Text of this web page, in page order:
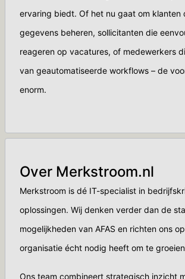
ervaring biedt. Of het nu gaat om klanten
gegevens beheren, sollicitanten die
reageren op vacatures, of medewerkers
van geautomatiseerde workflows – de
enorm.
Over Merkstroom.nl
Merkstroom is dé IT-specialist in
oplossingen. Wij denken verder dan de
mogelijkheden van AFAS en richten ons
organisatie écht nodig heeft om te
Ons team combineert strategisch inzicht